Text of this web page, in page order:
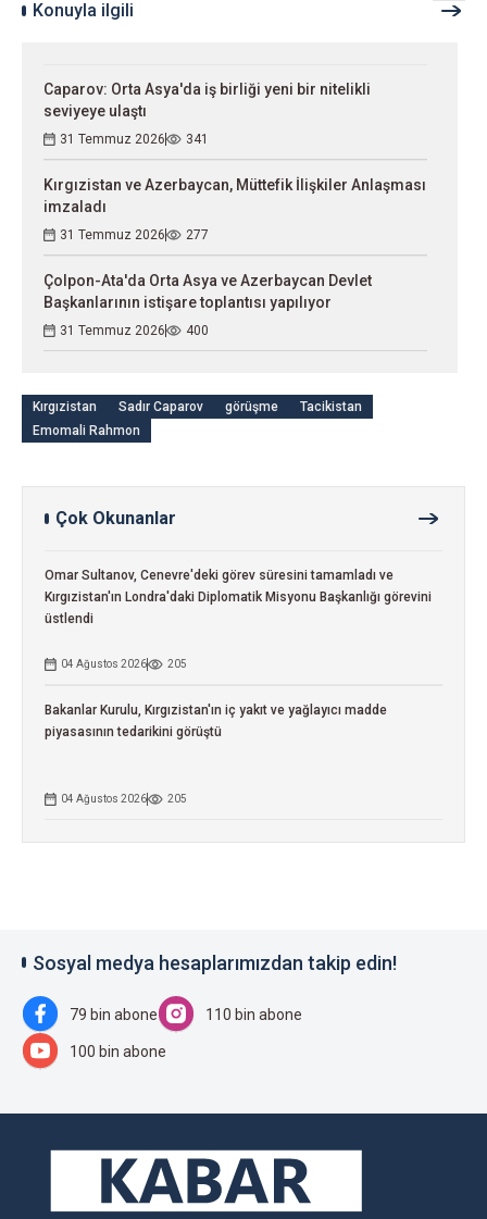
Konuyla ilgili
Caparov: Orta Asya'da iş birliği yeni bir nitelikli
seviyeye ulaştı
31 Temmuz 2026 341
Kırgızistan ve Azerbaycan, Müttefik İlişkiler Anlaşması
imzaladı
31 Temmuz 2026 277
Çolpon-Ata'da Orta Asya ve Azerbaycan Devlet
Başkanlarının istişare toplantısı yapılıyor
31 Temmuz 2026 400
Kırgızistan Sadır Caparov görüşme
Tacikistan
Emomali Rahmon
Çok Okunanlar
Omar Sultanov, Cenevre'deki görev süresini tamamladı ve
Kırgızistan'ın Londra'daki Diplomatik Misyonu Başkanlığı görevini
üstlendi
04 Ağustos 2026 205
Bakanlar Kurulu, Kırgızistan'ın iç yakıt ve yağlayıcı madde
piyasasının tedarikini görüştü
04 Ağustos 2026 205
Sosyal medya hesaplarımızdan takip edin!
79 bin abone 110 bin abone
100 bin abone